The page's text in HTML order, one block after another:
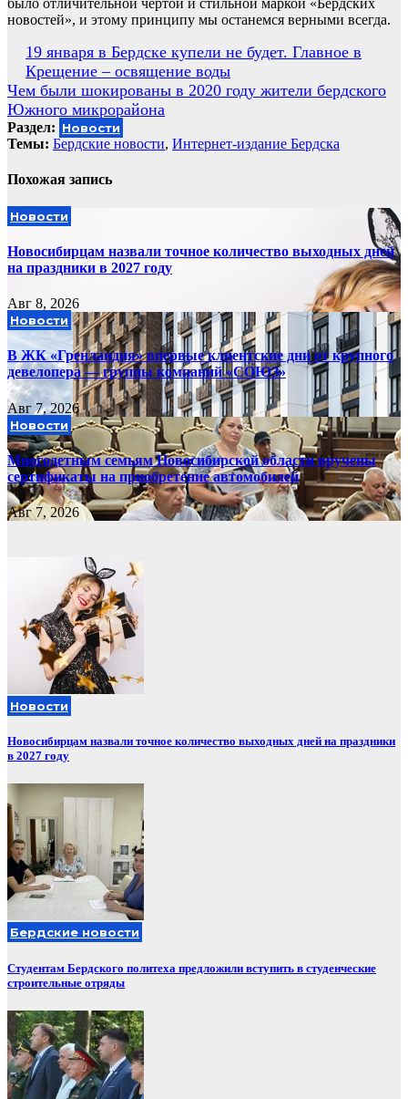
было отличительной чертой и стильной маркой «Бердских
новостей», и этому принципу мы останемся верными всегда.
Навигация
по
записям
19 января в Бердске купели не будет. Главное в
Крещение – освящение воды
Чем были шокированы в 2020 году жители бердского
Южного микрорайона
Раздел: Новости
Темы: Бердские новости, Интернет-издание Бердска
Похожая запись
Новости
Новосибирцам назвали точное количество выходных дней
на праздники в 2027 году
Авг 8, 2026
Новости
В ЖК «Гренландия» впервые клиентские дни от крупного
девелопера — группы компаний «СОЮЗ»
Авг 7, 2026
Новости
Многодетным семьям Новосибирской области вручены
сертификаты на приобретение автомобилей
Авг 7, 2026
Новости
Новосибирцам назвали точное количество выходных дней на праздники
в 2027 году
Бердские новости
Студентам Бердского политеха предложили вступить в студенческие
строительные отряды